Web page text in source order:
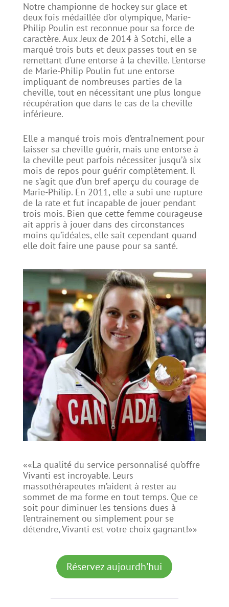
Notre championne de hockey sur glace et
deux fois médaillée d’or olympique, Marie-
Philip Poulin​ est reconnue pour sa force de
caractère. Aux Jeux de 2014 à Sotchi, elle a
marqué trois buts et deux passes tout en se
remettant d’une entorse à la cheville. L’entorse
de Marie-Philip Poulin fut une entorse
impliquant de nombreuses parties de la
cheville, tout en nécessitant une plus longue
récupération que dans le cas de la cheville
inférieure.
Elle a manqué trois mois d’entraînement pour
laisser sa cheville guérir, mais une entorse à
la cheville peut parfois nécessiter jusqu’à six
mois de repos pour guérir complètement. Il
ne s’agit que d’un bref aperçu du courage de
Marie-Philip. En 2011, elle a subi une rupture
de la rate et fut incapable de jouer pendant
trois mois. Bien que cette femme courageuse
ait appris à jouer dans des circonstances
moins qu’idéales, elle sait cependant quand
elle doit faire une pause pour sa santé.
««La qualité du service personnalisé qu’offre
Vivanti est incroyable. Leurs
massothérapeutes m’aident à rester au
sommet de ma forme en tout temps. Que ce
soit pour diminuer les tensions dues à
l’entrainement ou simplement pour se
détendre, Vivanti est votre choix gagnant!»»
Réservez aujourdh'hui